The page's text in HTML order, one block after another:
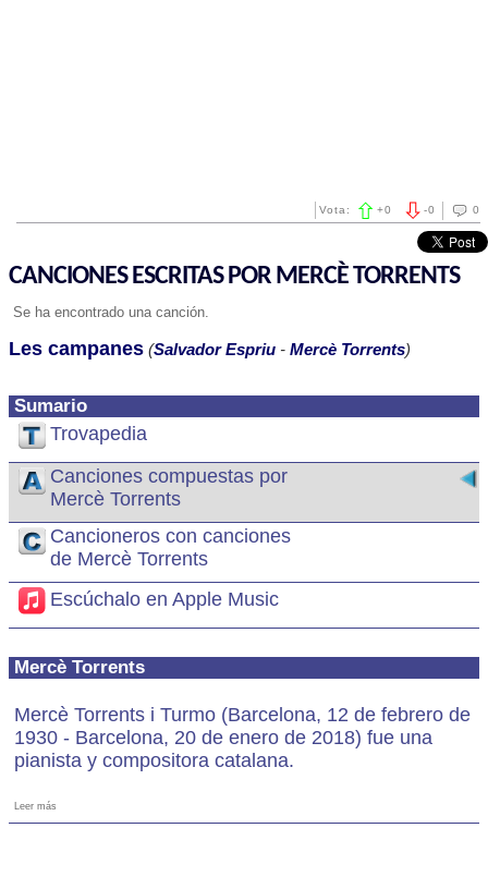
0
-0
Vota: +0
CANCIONES ESCRITAS POR MERCÈ TORRENTS
Se ha encontrado una canción.
Sumario
Trovapedia
Canciones compuestas por
Mercè Torrents
Cancioneros con canciones
de Mercè Torrents
Escúchalo en Apple Music
Mercè Torrents
Mercè Torrents i Turmo (Barcelona, 12 de febrero de
1930 - Barcelona, 20 de enero de 2018) fue una
pianista y compositora catalana.
Leer más
Les campanes (Salvador Espriu - Mercè Torrents)